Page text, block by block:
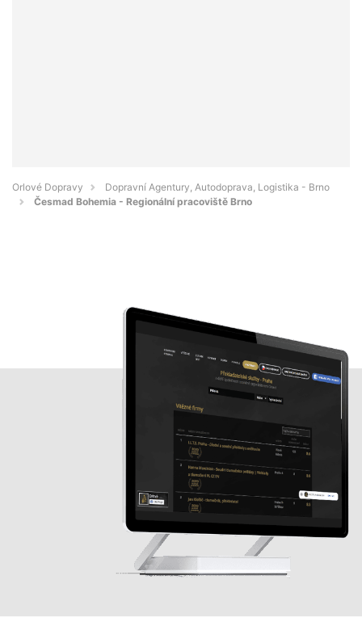
Orlové Dopravy
Dopravní Agentury, Autodoprava, Logistika - Brno
Česmad Bohemia - Regionální pracoviště Brno